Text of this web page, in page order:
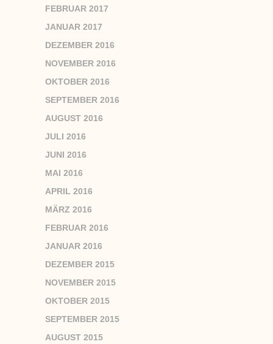
FEBRUAR 2017
JANUAR 2017
DEZEMBER 2016
NOVEMBER 2016
OKTOBER 2016
SEPTEMBER 2016
AUGUST 2016
JULI 2016
JUNI 2016
MAI 2016
APRIL 2016
MÄRZ 2016
FEBRUAR 2016
JANUAR 2016
DEZEMBER 2015
NOVEMBER 2015
OKTOBER 2015
SEPTEMBER 2015
AUGUST 2015